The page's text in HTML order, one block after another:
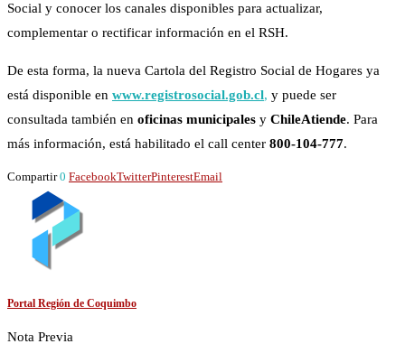
Social y conocer los canales disponibles para actualizar,
complementar o rectificar información en el RSH.
De esta forma, la nueva Cartola del Registro Social de Hogares ya
está disponible en www.registrosocial.gob.cl, y puede ser
consultada también en oficinas municipales y ChileAtiende. Para
más información, está habilitado el call center 800-104-777.
Compartir 0 FacebookTwitterPinterestEmail
Portal Región de Coquimbo
Nota Previa